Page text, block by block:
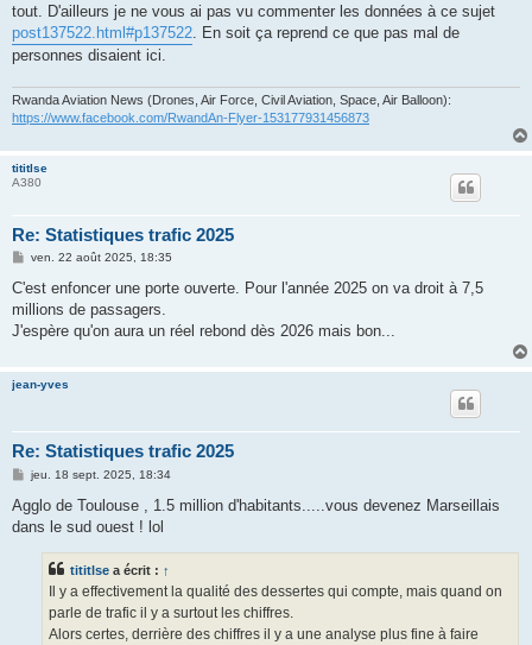
a
g
e
tout. D'ailleurs je ne vous ai pas vu commenter les données à ce sujet
post137522.html#p137522 . En soit ça reprend ce que pas mal de
personnes disaient ici.
Rwanda Aviation News (Drones, Air Force, Civil Aviation, Space, Air Balloon):
https://www.facebook.com/RwandAn-Flyer-153177931456873
tititlse
A380
Re: Statistiques trafic 2025
M
s
a
g
ven. 22 août 2025, 18:35
C'est enfoncer une porte ouverte. Pour l'année 2025 on va droit à 7,5
millions de passagers.
J'espère qu'on aura un réel rebond dès 2026 mais bon...
jean-yves
Re: Statistiques trafic 2025
M
s
s
a
jeu. 18 sept. 2025, 18:34
Agglo de Toulouse , 1.5 million d'habitants.....vous devenez Marseillais
dans le sud ouest ! lol
tititlse a écrit : ↑
Il y a effectivement la qualité des dessertes qui compte, mais quand on
parle de trafic il y a surtout les chiffres.
Alors certes, derrière des chiffres il y a une analyse plus fine à faire